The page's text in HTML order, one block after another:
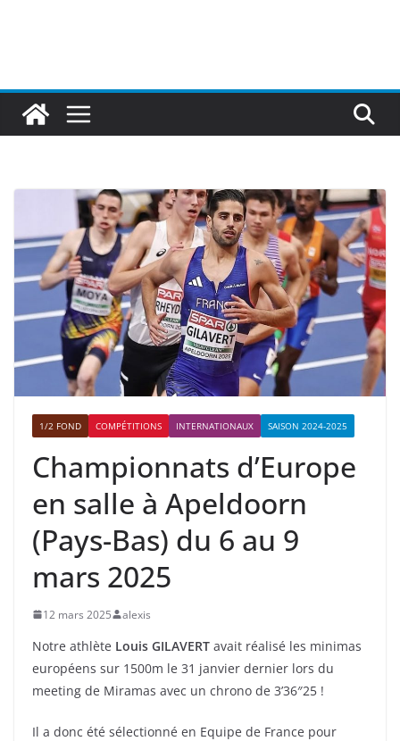
1/2 FOND COMPÉTITIONS INTERNATIONAUX SAISON 2024-2025
Championnats d’Europe
en salle à Apeldoorn
(Pays-Bas) du 6 au 9
mars 2025
12 mars 2025 alexis
Notre athlète Louis GILAVERT avait réalisé les minimas
européens sur 1500m le 31 janvier dernier lors du
meeting de Miramas avec un chrono de 3’36″25 !
Il a donc été sélectionné en Equipe de France pour